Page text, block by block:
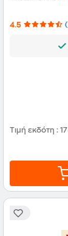
4.5
Τιμή εκδότη :